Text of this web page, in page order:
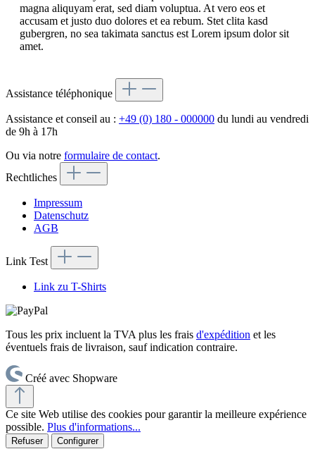
magna aliquyam erat, sed diam voluptua. At vero eos et
accusam et justo duo dolores et ea rebum. Stet clita kasd
gubergren, no sea takimata sanctus est Lorem ipsum dolor sit
amet.
Assistance téléphonique
Assistance et conseil au : +49 (0) 180 - 000000 du lundi au vendredi
de 9h à 17h
Ou via notre formulaire de contact.
Rechtliches
Impressum
Datenschutz
AGB
Link Test
Link zu T-Shirts
Tous les prix incluent la TVA plus les frais d'expédition et les
éventuels frais de livraison, sauf indication contraire.
Créé avec Shopware
Ce site Web utilise des cookies pour garantir la meilleure expérience
possible. Plus d'informations...
Refuser Configurer